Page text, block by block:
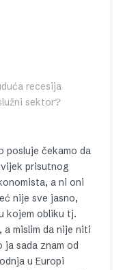
recesija
sektor?
posluje čekamo da
prisutnog
a ni oni
nije sve jasno,
kojem obliku tj.
a mislim da nije niti
sada znam od
u Europi